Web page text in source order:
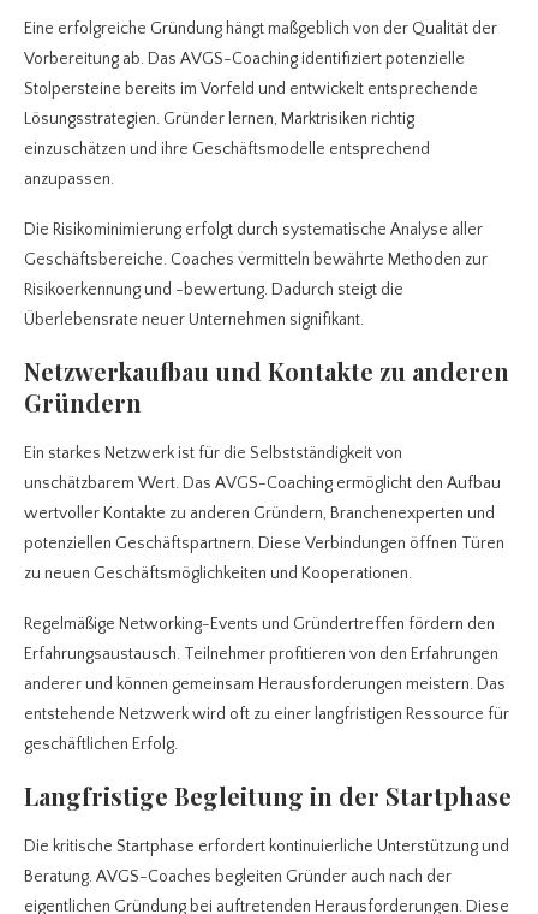
Eine erfolgreiche Gründung hängt maßgeblich von der Qualität der
Vorbereitung ab. Das AVGS-Coaching identifiziert potenzielle
Stolpersteine bereits im Vorfeld und entwickelt entsprechende
Lösungsstrategien. Gründer lernen, Marktrisiken richtig
einzuschätzen und ihre Geschäftsmodelle entsprechend
anzupassen.
Die Risikominimierung erfolgt durch systematische Analyse aller
Geschäftsbereiche. Coaches vermitteln bewährte Methoden zur
Risikoerkennung und -bewertung. Dadurch steigt die
Überlebensrate neuer Unternehmen signifikant.
Netzwerkaufbau und Kontakte zu anderen
Gründern
Ein starkes Netzwerk ist für die Selbstständigkeit von
unschätzbarem Wert. Das AVGS-Coaching ermöglicht den Aufbau
wertvoller Kontakte zu anderen Gründern, Branchenexperten und
potenziellen Geschäftspartnern. Diese Verbindungen öffnen Türen
zu neuen Geschäftsmöglichkeiten und Kooperationen.
Regelmäßige Networking-Events und Gründertreffen fördern den
Erfahrungsaustausch. Teilnehmer profitieren von den Erfahrungen
anderer und können gemeinsam Herausforderungen meistern. Das
entstehende Netzwerk wird oft zu einer langfristigen Ressource für
geschäftlichen Erfolg.
Langfristige Begleitung in der Startphase
Die kritische Startphase erfordert kontinuierliche Unterstützung und
Beratung. AVGS-Coaches begleiten Gründer auch nach der
eigentlichen Gründung bei auftretenden Herausforderungen. Diese